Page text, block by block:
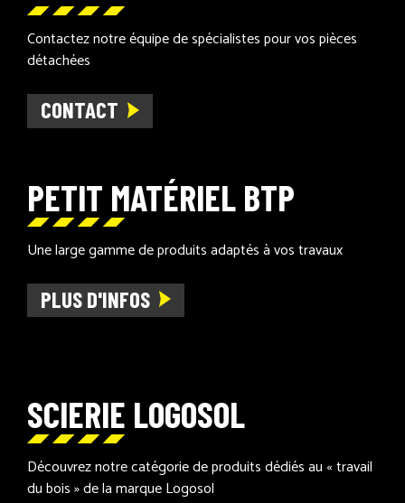
Contactez notre équipe de spécialistes pour vos pièces
détachées
CONTACT
PETIT MATÉRIEL BTP
Une large gamme de produits adaptés à vos travaux
PLUS D'INFOS
SCIERIE LOGOSOL
Découvrez notre catégorie de produits dédiés au « travail
du bois » de la marque Logosol